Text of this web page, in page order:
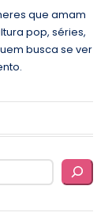
que amam
pop, séries,
busca se ver